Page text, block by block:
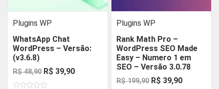
Plugins WP
WhatsApp Chat
WordPress – Versão:
(v3.6.8)
R$48,90 O
preço
R$ 39,90O
Plugins WP
Rank Math Pro –
WordPress SEO Made
Easy – Numero 1 em
SEO – Versão 3.0.78
R$199,90 O
R$ 39,90O